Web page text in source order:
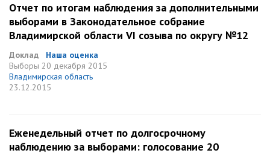
Отчет по итогам наблюдения за дополнительными
выборами в Законодательное собрание
Владимирской области VI созыва по округу №12
Доклад
Наша оценка
Выборы 20 декабря 2015
Владимирская область
23.12.2015
Еженедельный отчет по долгосрочному
наблюдению за выборами: голосование 20